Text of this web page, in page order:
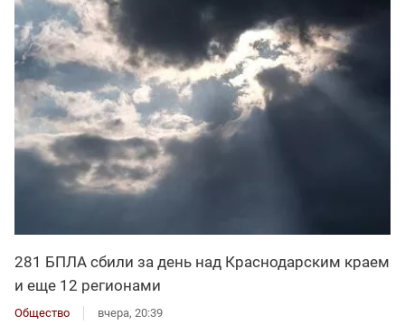
281 БПЛА сбили за день над Краснодарским краем
и еще 12 регионами
Общество вчера, 20:39